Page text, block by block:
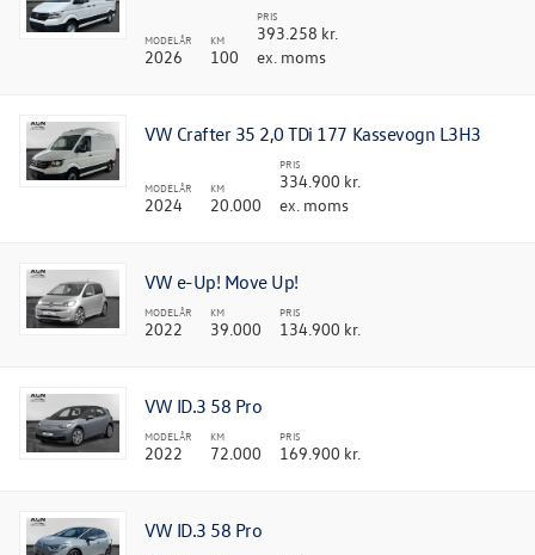
MODELÅR
2026
KM
100
PRIS
393.258 kr.
ex. moms
VW Crafter 35 2,0 TDi 177 Kassevogn L3H3
MODELÅR
2024
KM
20.000
PRIS
334.900 kr.
ex. moms
VW e-Up! Move Up!
MODELÅR
2022
KM
39.000
PRIS
134.900 kr.
VW ID.3 58 Pro
MODELÅR
2022
KM
72.000
PRIS
169.900 kr.
VW ID.3 58 Pro